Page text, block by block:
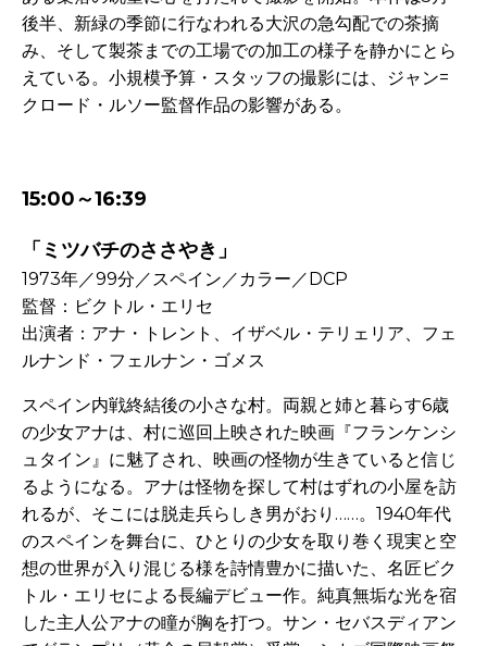
後半、新緑の季節に行なわれる大沢の急勾配での茶摘
み、そして製茶までの工場での加工の様子を静かにとら
えている。小規模予算・スタッフの撮影には、ジャン=
クロード・ルソー監督作品の影響がある。
15:00～16:39
「ミツバチのささやき」
1973年／99分／スペイン／カラー／DCP
監督：ビクトル・エリセ
出演者：アナ・トレント、イザベル・テリェリア、フェ
ルナンド・フェルナン・ゴメス
スペイン内戦終結後の小さな村。両親と姉と暮らす6歳
の少女アナは、村に巡回上映された映画『フランケンシ
ュタイン』に魅了され、映画の怪物が生きていると信じ
るようになる。アナは怪物を探して村はずれの小屋を訪
れるが、そこには脱走兵らしき男がおり……。 1940年代
のスペインを舞台に、ひとりの少女を取り巻く現実と空
想の世界が入り混じる様を詩情豊かに描いた、名匠ビク
トル・エリセによる長編デビュー作。純真無垢な光を宿
した主人公アナの瞳が胸を打つ。サン・セバスディアン